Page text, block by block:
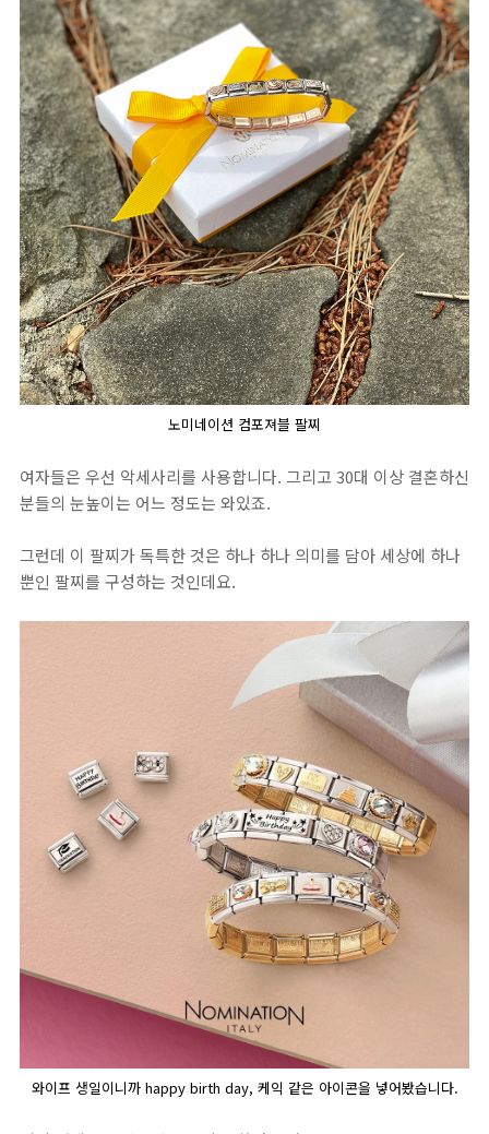
노미네이션 컴포져블 팔찌
여자들은 우선 악세사리를 사용합니다. 그리고 30대 이상 결혼하신
분들의 눈높이는 어느 정도는 와있죠.
그런데 이 팔찌가 독특한 것은 하나 하나 의미를 담아 세상에 하나
뿐인 팔찌를 구성하는 것인데요.
와이프 생일이니까 happy birth day, 케익 같은 아이콘을 넣어봤습니다.